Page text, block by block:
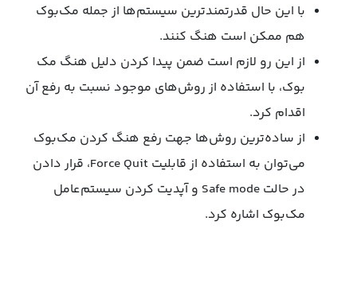
با این حال قدرتمندترین سیستم‌‌ها از جمله مک‌بوک
هم ممکن است هنگ کنند.
از این رو لازم است ضمن پیدا کردن دلیل هنگ مک
بوک، با استفاده از روش‌های موجود نسبت به رفع آن
اقدام کرد.
از ساده‌ترین روش‌ها جهت رفع هنگ کردن مک‌بوک
می‌توان به استفاده از قابلیت Force Quit، قرار دادن
در حالت Safe mode و آپدیت کردن سیستم‌عامل
مک‌بوک اشاره کرد.